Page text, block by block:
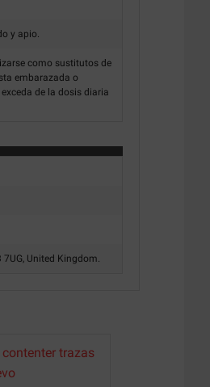
y apio.
como sustitutos de
embarazada o
de la dosis diaria
United Kingdom.
contenter trazas